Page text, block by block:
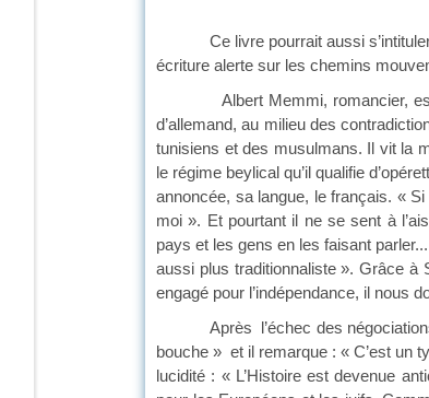
Ce livre pourrait aussi s’intituler
écriture alerte sur les chemins
Albert Memmi, romancier,
d’allemand, au milieu des
tunisiens et des musulmans. Il vit la
le régime beylical qu’il qualifie
annoncée, sa langue, le français. «
moi ». Et pourtant il ne se sent à
pays et les gens en les faisant
aussi plus traditionnaliste ». Grâce à
engagé pour l’indépendance, il nous
Après l’échec des négociations
bouche » et il remarque : « C’est un
lucidité : « L’Histoire est devenue